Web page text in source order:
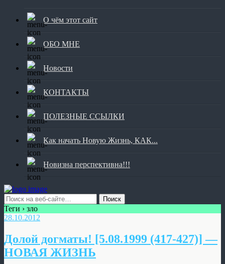
О чём этот сайт
ОБО МНЕ
Новости
КОНТАКТЫ
ПОЛЕЗНЫЕ ССЫЛКИ
Как начать Новую Жизнь, КАК...
Новизна перспективна!!!
Теги › зло
28.10.2012
Долой догматы! [5.08.1999 (417-427)] —
НОВАЯ ЖИЗНЬ